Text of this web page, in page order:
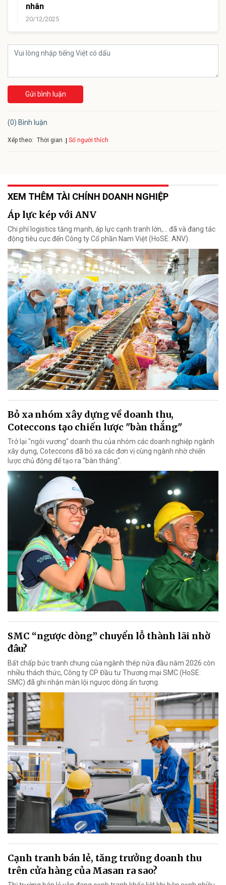
nhân
20/12/2025
Gửi bình luận
(0) Bình luận
Xếp theo: Thời gian Số người thích
XEM THÊM TÀI CHÍNH DOANH NGHIỆP
Áp lực kép với ANV
Chi phí logistics tăng mạnh, áp lực cạnh tranh lớn,... đã và đang tác
động tiêu cực đến Công ty Cổ phần Nam Việt (HoSE: ANV).
Bỏ xa nhóm xây dựng về doanh thu,
Coteccons tạo chiến lược "bàn thắng"
Trở lại "ngôi vương" doanh thu của nhóm các doanh nghiệp ngành
xây dựng, Coteccons đã bỏ xa các đơn vị cùng ngành nhờ chiến
lược chủ động để tạo ra "bàn thắng".
SMC “ngược dòng” chuyển lỗ thành lãi nhờ
đâu?
Bất chấp bức tranh chung của ngành thép nửa đầu năm 2026 còn
nhiều thách thức, Công ty CP Đầu tư Thương mại SMC (HoSE:
SMC) đã ghi nhận màn lội ngược dòng ấn tượng.
Cạnh tranh bán lẻ, tăng trưởng doanh thu
trên cửa hàng của Masan ra sao?